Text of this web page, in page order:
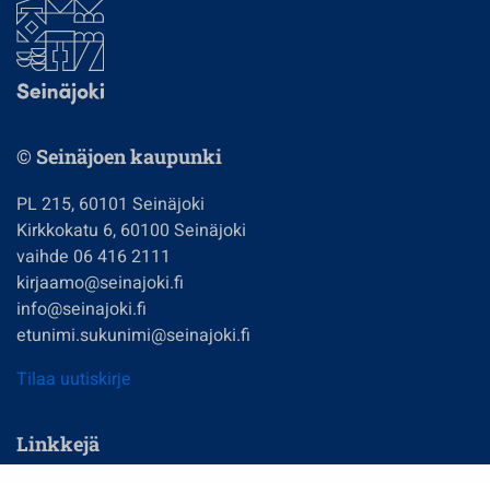
© Seinäjoen kaupunki
PL 215, 60101 Seinäjoki
Kirkkokatu 6, 60100 Seinäjoki
vaihde 06 416 2111
kirjaamo@seinajoki.fi
info@seinajoki.fi
etunimi.sukunimi@seinajoki.fi
Tilaa uutiskirje
Linkkejä